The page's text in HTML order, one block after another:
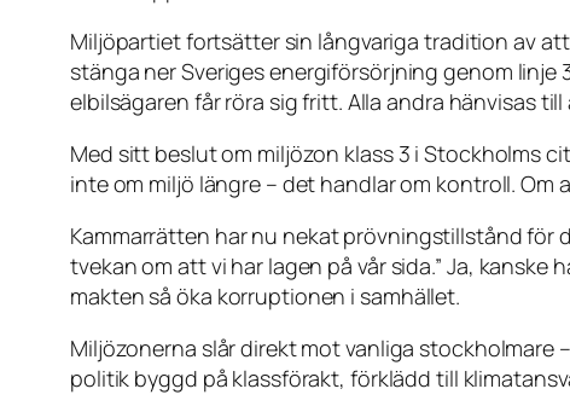
Miljöpartiet fortsätter sin långvariga tradition av
stänga ner Sveriges energiförsörjning genom
elbilsägaren får röra sig fritt. Alla andra hänvisas
Med sitt beslut om miljözon klass 3 i Stockholms
inte om miljö längre – det handlar om kontroll.
Kammarrätten har nu nekat prövningstillstånd för
tvekan om att vi har lagen på vår sida.” Ja, kanske
makten så öka korruptionen i samhället.
Miljözonerna slår direkt mot vanliga stockholmare
politik byggd på klassförakt, förklädd till